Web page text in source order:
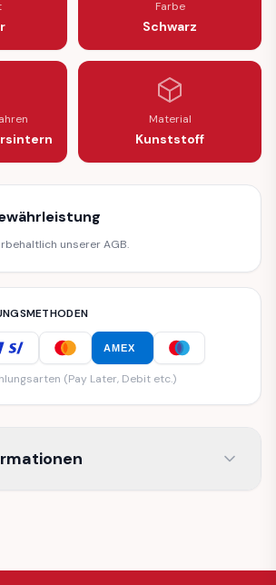
Farbe
Schwarz
Material
Kunststoff
unserer AGB.
AMEX
(Pay Later, Debit etc.)